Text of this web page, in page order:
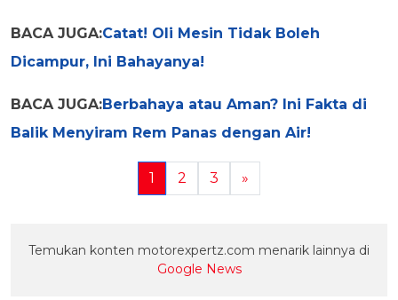
BACA JUGA:Catat! Oli Mesin Tidak Boleh
Dicampur, Ini Bahayanya!
BACA JUGA:Berbahaya atau Aman? Ini Fakta di
Balik Menyiram Rem Panas dengan Air!
1 2 3 »
Temukan konten motorexpertz.com menarik lainnya di
Google News